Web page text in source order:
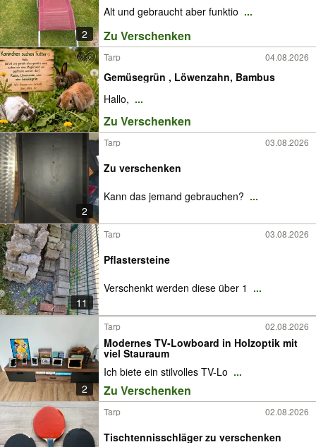
2
Alt und gebraucht aber funktio ...
Zu Verschenken
Tarp 04.08.2026
Gemüsegrün , Löwenzahn, Bambus
Hallo, ...
Zu Verschenken
2
Tarp 03.08.2026
Zu verschenken
Kann das jemand gebrauchen? ...
11
Tarp 03.08.2026
Pflastersteine
Verschenkt werden diese über 1 ...
2
Tarp 02.08.2026
Modernes TV-Lowboard in Holzoptik mit
viel Stauraum
Ich biete ein stilvolles TV-Lo ...
Zu Verschenken
Tarp 02.08.2026
Tischtennisschläger zu verschenken